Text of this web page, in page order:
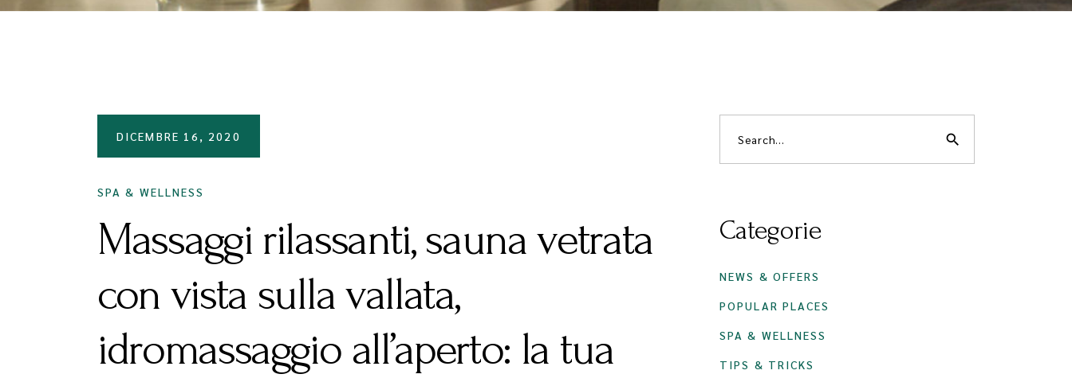
DICEMBRE 16, 2020
SPA & WELLNESS
Massaggi rilassanti, sauna vetrata
con vista sulla vallata,
idromassaggio all’aperto: la tua
Search
search
Categorie
NEWS & OFFERS
POPULAR PLACES
SPA & WELLNESS
TIPS & TRICKS